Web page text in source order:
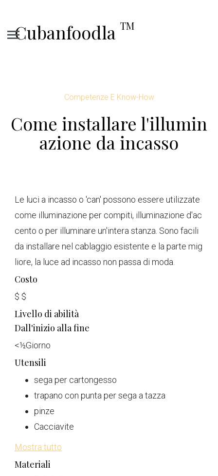
Cubanfoodla TM
Competenze E Know-How
Come installare l'illumin
azione da incasso
Le luci a incasso o 'can' possono essere utilizzate
come illuminazione per compiti, illuminazione d'ac
cento o per illuminare un'intera stanza. Sono facili
da installare nel cablaggio esistente e la parte mig
liore, la luce ad incasso non passa di moda.
Costo
$ $
Livello di abilità
Dall'inizio alla fine
<½Giorno
Utensili
sega per cartongesso
trapano con punta per sega a tazza
pinze
Cacciavite
Mostra tutto
Materiali